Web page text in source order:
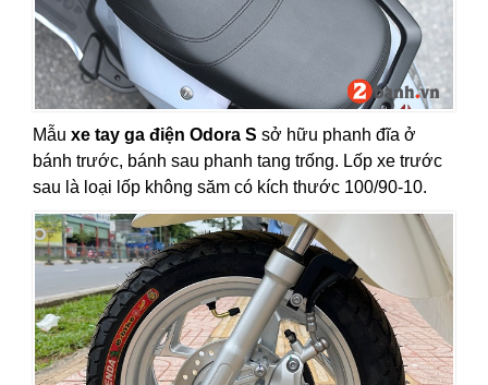
Mẫu xe tay ga điện Odora S sở hữu phanh đĩa ở
bánh trước, bánh sau phanh tang trống. Lốp xe trước
sau là loại lốp không săm có kích thước 100/90-10.